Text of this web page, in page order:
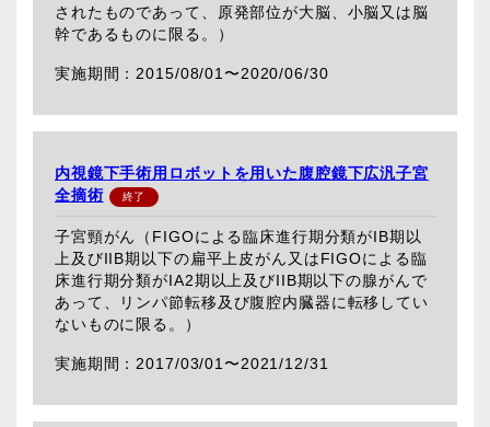
されたものであって、原発部位が大脳、小脳又は脳
幹であるものに限る。）
2015/08/01〜2020/06/30
内視鏡下手術用ロボットを用いた腹腔鏡下広汎子宮
全摘術
子宮頸がん（FIGOによる臨床進行期分類がIB期以
上及びIIB期以下の扁平上皮がん又はFIGOによる臨
床進行期分類がIA2期以上及びIIB期以下の腺がんで
あって、リンパ節転移及び腹腔内臓器に転移してい
ないものに限る。）
2017/03/01〜2021/12/31